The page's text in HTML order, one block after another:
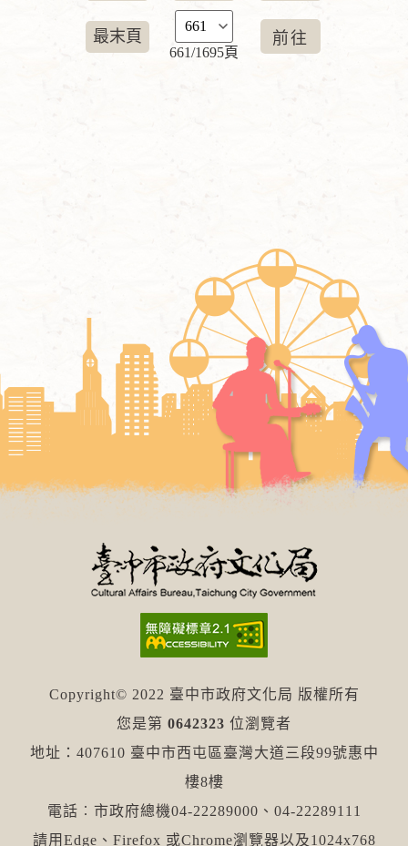
最末頁
661/1695頁
Copyright© 2022 臺中市政府文化局 版權所有
您是第 0642323 位瀏覽者
地址：407610 臺中市西屯區臺灣大道三段99號惠中
樓8樓
電話︰市政府總機04-22289000、04-22289111
請用Edge、Firefox 或Chrome瀏覽器以及1024x768